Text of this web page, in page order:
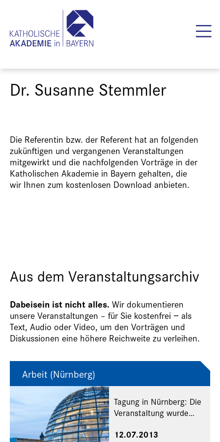
Dr. Susanne Stemmler
Die Referentin bzw. der Referent hat an folgenden
zukünftigen und vergangenen Veranstaltungen
mitgewirkt und die nachfolgenden Vorträge in der
Katholischen Akademie in Bayern gehalten, die
wir Ihnen zum kostenlosen Download anbieten.
Aus dem Veranstaltungsarchiv
Dabeisein ist nicht alles. Wir dokumentieren
unsere Veranstaltungen – für Sie kostenfrei − als
Text, Audio oder Video, um den Vorträgen und
Diskussionen eine höhere Reichweite zu verleihen.
Arbeit (Nürnberg)
Tagung in Nürnberg: Die
Veranstaltung wurde
12.07.2013